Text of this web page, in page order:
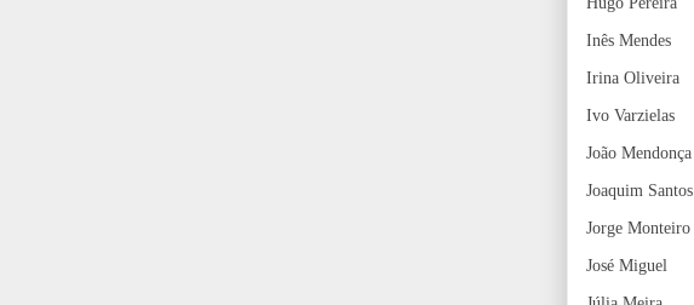
Inês Mendes
Irina Oliveira
Ivo Varzielas
João Mendonça
Joaquim Santos
Jorge Monteiro
José Miguel